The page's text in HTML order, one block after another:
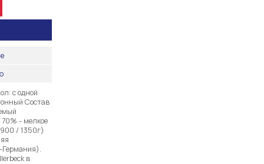
с одной
Состав
- мелкое
/ 1350г)
Германия).
в